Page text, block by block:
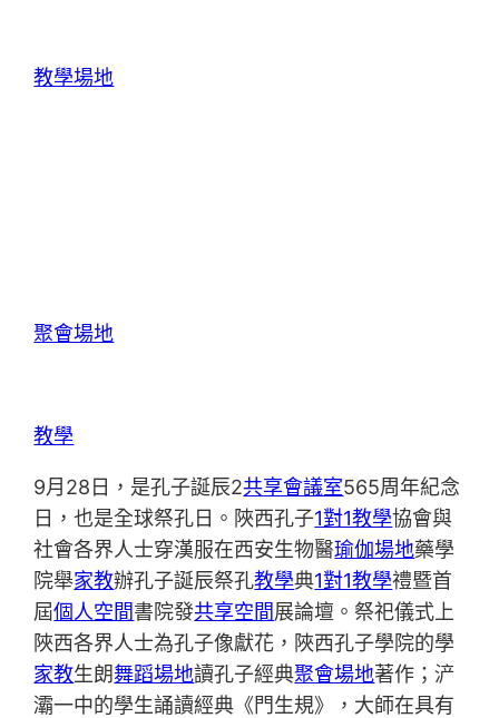
教學場地
聚會場地
教學
9月28日，是孔子誕辰2共享會議室565周年紀念
日，也是全球祭孔日。陜西孔子1對1教學協會與
社會各界人士穿漢服在西安生物醫瑜伽場地藥學
院舉家教辦孔子誕辰祭孔教學典1對1教學禮暨首
屆個人空間書院發共享空間展論壇。祭祀儀式上
陜西各界人士為孔子像獻花，陜西孔子學院的學
家教生朗舞蹈場地讀孔子經典聚會場地著作；浐
灞一中的學生誦讀經典《門生規》，大師在具有